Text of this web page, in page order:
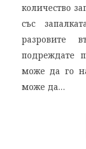
количество
със
разровите
подреждате
може да го
може да…